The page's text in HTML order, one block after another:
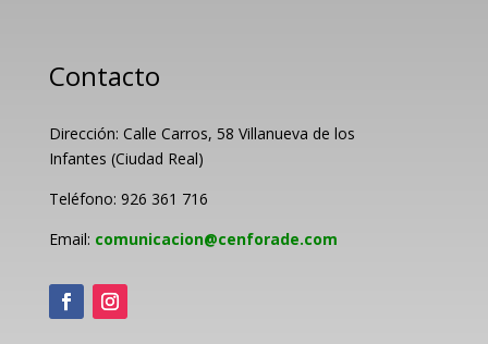
Contacto
Dirección: Calle Carros, 58 Villanueva de los
Infantes (Ciudad Real)
Teléfono: 926 361 716
Email: comunicacion@cenforade.com